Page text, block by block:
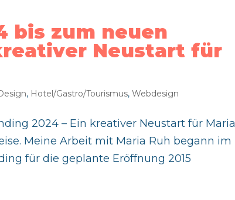
bis zum neuen
Neustart für
, Hotel/Gastro/Tourismus,Webdesign
2024 – Ein kreativer Neustart für Maria
Meine Arbeit mit Maria Ruh begann im
für die geplante Eröffnung 2015